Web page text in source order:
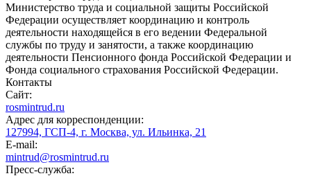
Министерство труда и социальной защиты Российской
Федерации осуществляет координацию и контроль
деятельности находящейся в его ведении Федеральной
службы по труду и занятости, а также координацию
деятельности Пенсионного фонда Российской Федерации и
Фонда социального страхования Российской Федерации.
Контакты
Сайт:
rosmintrud.ru
Адрес для корреспонденции:
127994, ГСП-4, г. Москва, ул. Ильинка, 21
E-mail:
mintrud@rosmintrud.ru
Пресс-служба: